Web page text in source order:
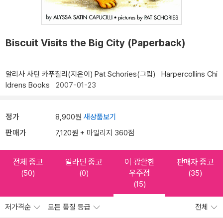
Biscuit Visits the Big City (Paperback)
알리사 사틴 카푸칠리(지은이) Pat Schories(그림)
Harpercollins Chi
ldrens Books 2007-01-23
정가 8,900원 새상품보기
판매가 7,120원 + 마일리지 360점
전체 중고
(50)
알라딘 중고
(0)
이 광활한
우주점
(15)
판매자 중고
(35)
저가격순 모든 품질 등급 전체